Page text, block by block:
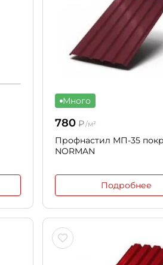
Много
780 ₽/м²
Профнастил МП-35
NORMAN
Подробнее